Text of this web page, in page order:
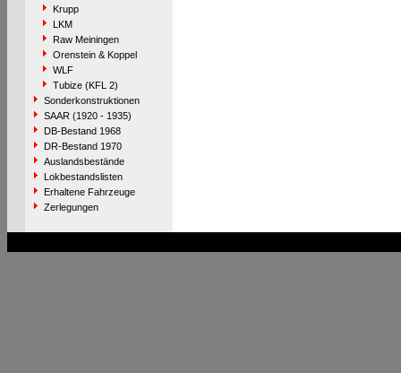
Krupp
LKM
Raw Meiningen
Orenstein & Koppel
WLF
Tubize (KFL 2)
Sonderkonstruktionen
SAAR (1920 - 1935)
DB-Bestand 1968
DR-Bestand 1970
Auslandsbestände
Lokbestandslisten
Erhaltene Fahrzeuge
Zerlegungen